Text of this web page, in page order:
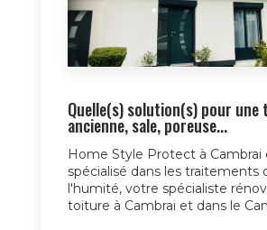
Quelle(s) solution(s) pour
ancienne, sale, poreuse...
Home Style Protect à Cambrai
spécialisé dans les traitements
l'humité, votre spécialiste
toiture à Cambrai et dans le